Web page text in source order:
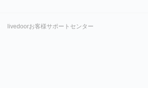
livedoorお客様サポートセンター